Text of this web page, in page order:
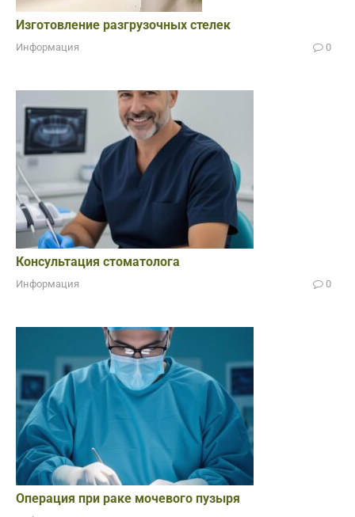
Изготовление разгрузочных стелек
Информация 0
Консультация стоматолога
Информация 0
Операция при раке мочевого пузыря